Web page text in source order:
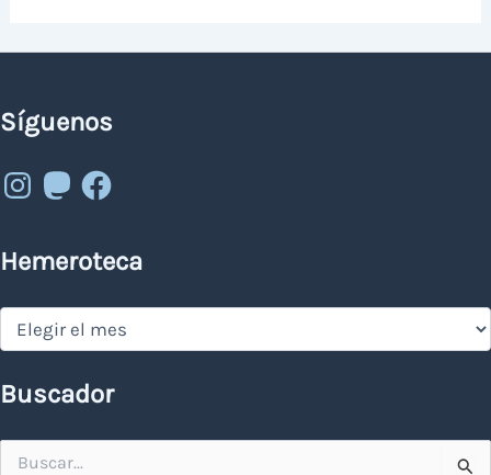
Síguenos
Instagram
MastodonFacebook
Hemeroteca
Hemeroteca
Buscador